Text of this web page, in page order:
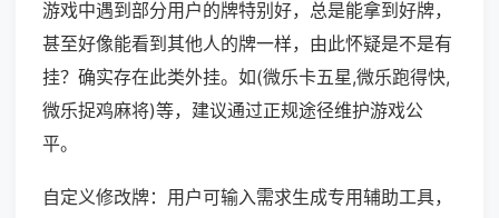
游戏中遇到部分用户的牌特别好，总是能拿到好牌，
甚至好像能看到其他人的牌一样，由此怀疑是不是有
挂？确实存在此类外挂。如(微乐卡五星,微乐跑得快,
微乐捉鸡麻将)等，建议通过正规途径维护游戏公
平。
自定义修改牌：用户可输入需求生成专用辅助工具，